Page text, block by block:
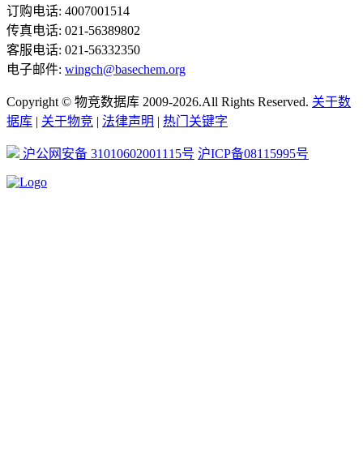
订购电话: 4007001514
传真电话: 021-56389802
客服电话: 021-56332350
电子邮件: wingch@basechem.org
Copyright © 物竞数据库 2009-2026.All Rights Reserved. 关于数
据库 | 关于物竞 | 法律声明 | 热门关键字
沪公网安备 31010602001115号 沪ICP备08115995号